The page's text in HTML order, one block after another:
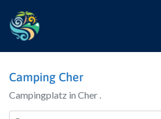
Camping Cher
Campingplatz in Cher .
Wonach suchen Sie?